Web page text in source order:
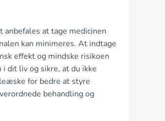
anbefales at tage medicinen
kan minimeres. At indtage
effekt og mindske risikoen
dit liv og sikre, at du ikke
for bedre at styre
behandling og